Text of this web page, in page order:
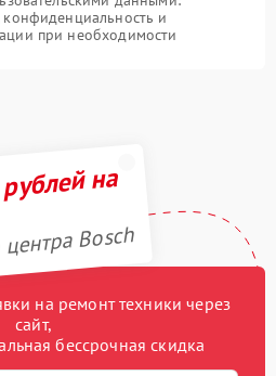
и
при необходимости
на
Bosch
на ремонт техники через
сайт,
бессрочная скидка